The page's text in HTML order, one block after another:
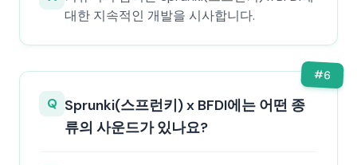
대한 지속적인 개발을 시사합니다.
#6
Q Sprunki(스프런키) x BFDI에는 어떤 종
류의 사운드가 있나요?